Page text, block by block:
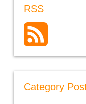
RSS
Category